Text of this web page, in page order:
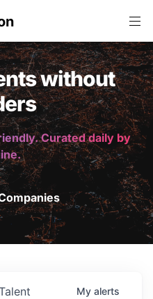
without
Curated daily by
My alerts